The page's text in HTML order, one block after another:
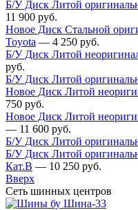
Б/У Диск Литой
11 900 руб.
Новое Диск Стальной
Toyota — 4 250 руб.
Б/У Диск Литой
руб.
Б/У Диск Литой
Новое Диск Литой
750 руб.
Новое Диск Литой
— 11 600 руб.
Б/У Диск Литой
Б/У Диск Литой
Кат.В — 10 250 руб.
Вверх
Сеть шинных центров
Шина-33